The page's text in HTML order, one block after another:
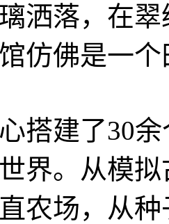
洒落，在
仿佛是一
搭建了30
界。从模
农场，从